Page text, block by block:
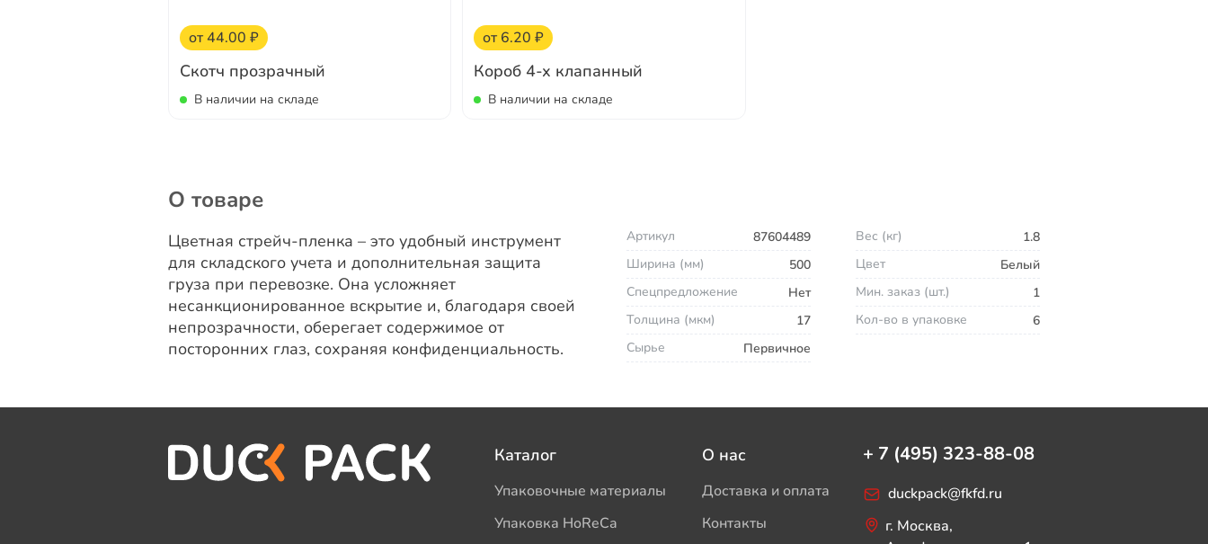
от 44.00 ₽
Скотч прозрачный
В наличии на складе
от 6.20 ₽
Короб 4-х клапанный
В наличии на складе
О товаре
Цветная стрейч-пленка – это удобный инструмент
для складского учета и дополнительная защита
груза при перевозке. Она усложняет
несанкционированное вскрытие и, благодаря своей
непрозрачности, оберегает содержимое от
посторонних глаз, сохраняя конфиденциальность.
Артикул
87604489
Ширина (мм)
500
Спецпредложение
Нет
Толщина (мкм)
17
Сырье
Первичное
Вес (кг)
1.8
Цвет
Белый
Мин. заказ (шт.)
1
Кол-во в упаковке
6
Каталог
Упаковочные материалы
Упаковка HoReCa
О нас
Доставка и оплата
Контакты
+ 7 (495) 323-88-08
duckpack@fkfd.ru
г. Москва,